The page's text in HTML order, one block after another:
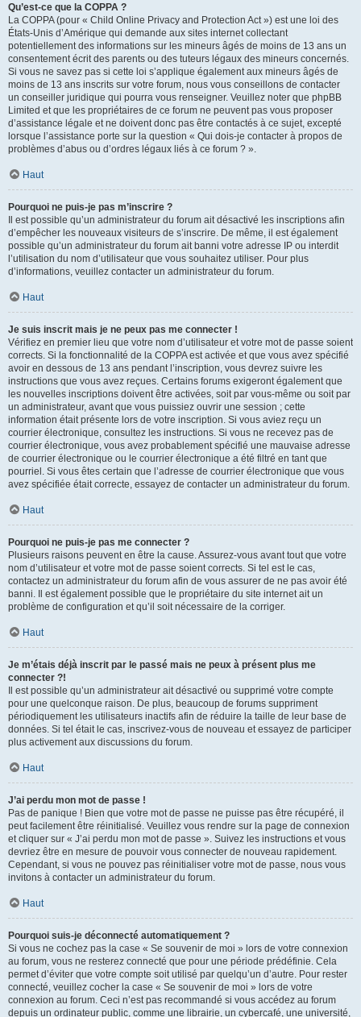
Qu’est-ce que la COPPA ?
La COPPA (pour « Child Online Privacy and Protection Act ») est une loi des
États-Unis d’Amérique qui demande aux sites internet collectant
potentiellement des informations sur les mineurs âgés de moins de 13 ans un
consentement écrit des parents ou des tuteurs légaux des mineurs concernés.
Si vous ne savez pas si cette loi s’applique également aux mineurs âgés de
moins de 13 ans inscrits sur votre forum, nous vous conseillons de contacter
un conseiller juridique qui pourra vous renseigner. Veuillez noter que phpBB
Limited et que les propriétaires de ce forum ne peuvent pas vous proposer
d’assistance légale et ne doivent donc pas être contactés à ce sujet, excepté
lorsque l’assistance porte sur la question « Qui dois-je contacter à propos de
problèmes d’abus ou d’ordres légaux liés à ce forum ? ».
Haut
Pourquoi ne puis-je pas m’inscrire ?
Il est possible qu’un administrateur du forum ait désactivé les inscriptions afin
d’empêcher les nouveaux visiteurs de s’inscrire. De même, il est également
possible qu’un administrateur du forum ait banni votre adresse IP ou interdit
l’utilisation du nom d’utilisateur que vous souhaitez utiliser. Pour plus
d’informations, veuillez contacter un administrateur du forum.
Haut
Je suis inscrit mais je ne peux pas me connecter !
Vérifiez en premier lieu que votre nom d’utilisateur et votre mot de passe soient
corrects. Si la fonctionnalité de la COPPA est activée et que vous avez spécifié
avoir en dessous de 13 ans pendant l’inscription, vous devrez suivre les
instructions que vous avez reçues. Certains forums exigeront également que
les nouvelles inscriptions doivent être activées, soit par vous-même ou soit par
un administrateur, avant que vous puissiez ouvrir une session ; cette
information était présente lors de votre inscription. Si vous aviez reçu un
courrier électronique, consultez les instructions. Si vous ne recevez pas de
courrier électronique, vous avez probablement spécifié une mauvaise adresse
de courrier électronique ou le courrier électronique a été filtré en tant que
pourriel. Si vous êtes certain que l’adresse de courrier électronique que vous
avez spécifiée était correcte, essayez de contacter un administrateur du forum.
Haut
Pourquoi ne puis-je pas me connecter ?
Plusieurs raisons peuvent en être la cause. Assurez-vous avant tout que votre
nom d’utilisateur et votre mot de passe soient corrects. Si tel est le cas,
contactez un administrateur du forum afin de vous assurer de ne pas avoir été
banni. Il est également possible que le propriétaire du site internet ait un
problème de configuration et qu’il soit nécessaire de la corriger.
Haut
Je m’étais déjà inscrit par le passé mais ne peux à présent plus me
connecter ?!
Il est possible qu’un administrateur ait désactivé ou supprimé votre compte
pour une quelconque raison. De plus, beaucoup de forums suppriment
périodiquement les utilisateurs inactifs afin de réduire la taille de leur base de
données. Si tel était le cas, inscrivez-vous de nouveau et essayez de participer
plus activement aux discussions du forum.
Haut
J’ai perdu mon mot de passe !
Pas de panique ! Bien que votre mot de passe ne puisse pas être récupéré, il
peut facilement être réinitialisé. Veuillez vous rendre sur la page de connexion
et cliquer sur « J’ai perdu mon mot de passe ». Suivez les instructions et vous
devriez être en mesure de pouvoir vous connecter de nouveau rapidement.
Cependant, si vous ne pouvez pas réinitialiser votre mot de passe, nous vous
invitons à contacter un administrateur du forum.
Haut
Pourquoi suis-je déconnecté automatiquement ?
Si vous ne cochez pas la case « Se souvenir de moi » lors de votre connexion
au forum, vous ne resterez connecté que pour une période prédéfinie. Cela
permet d’éviter que votre compte soit utilisé par quelqu’un d’autre. Pour rester
connecté, veuillez cocher la case « Se souvenir de moi » lors de votre
connexion au forum. Ceci n’est pas recommandé si vous accédez au forum
depuis un ordinateur public, comme une librairie, un cybercafé, une université,